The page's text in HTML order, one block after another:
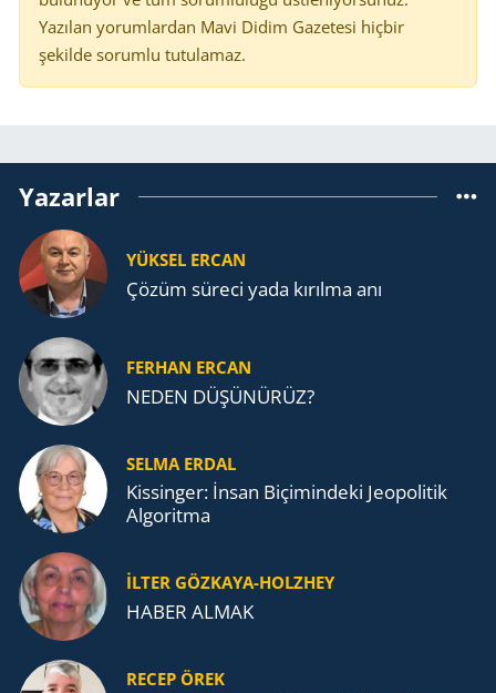
Yazılan yorumlardan Mavi Didim Gazetesi hiçbir
şekilde sorumlu tutulamaz.
Yazarlar
YÜKSEL ERCAN
Çözüm süreci yada kırılma anı
FERHAN ERCAN
NEDEN DÜŞÜNÜRÜZ?
SELMA ERDAL
Kissinger: İnsan Biçimindeki Jeopolitik
Algoritma
İLTER GÖZKAYA-HOLZHEY
HABER ALMAK
RECEP ÖREK